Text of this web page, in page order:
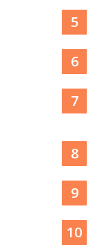
5
6
7
8
9
10